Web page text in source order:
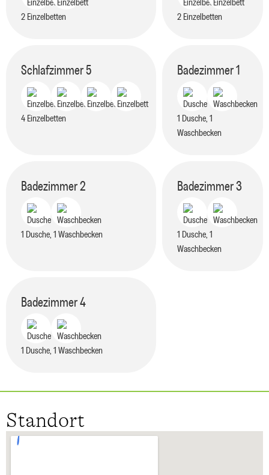
2 Einzelbetten 2 Einzelbetten
Schlafzimmer5
4 Einzelbetten
Badezimmer1
1 Dusche, 1
Waschbecken
Badezimmer2
1 Dusche, 1 Waschbecken
Badezimmer3
1 Dusche, 1
Waschbecken
Badezimmer4
1 Dusche, 1 Waschbecken
Standort